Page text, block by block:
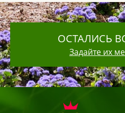
ОСТАЛИСЬ
Задайте их